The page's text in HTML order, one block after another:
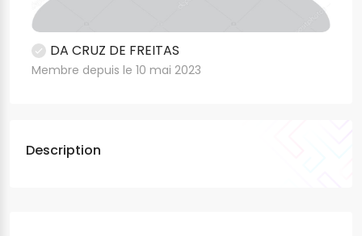
DA CRUZ DE FREITAS
Membre depuis le 10 mai 2023
Description